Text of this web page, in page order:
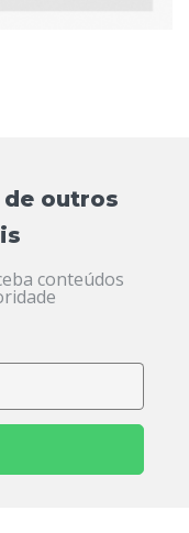
outros
conteúdos